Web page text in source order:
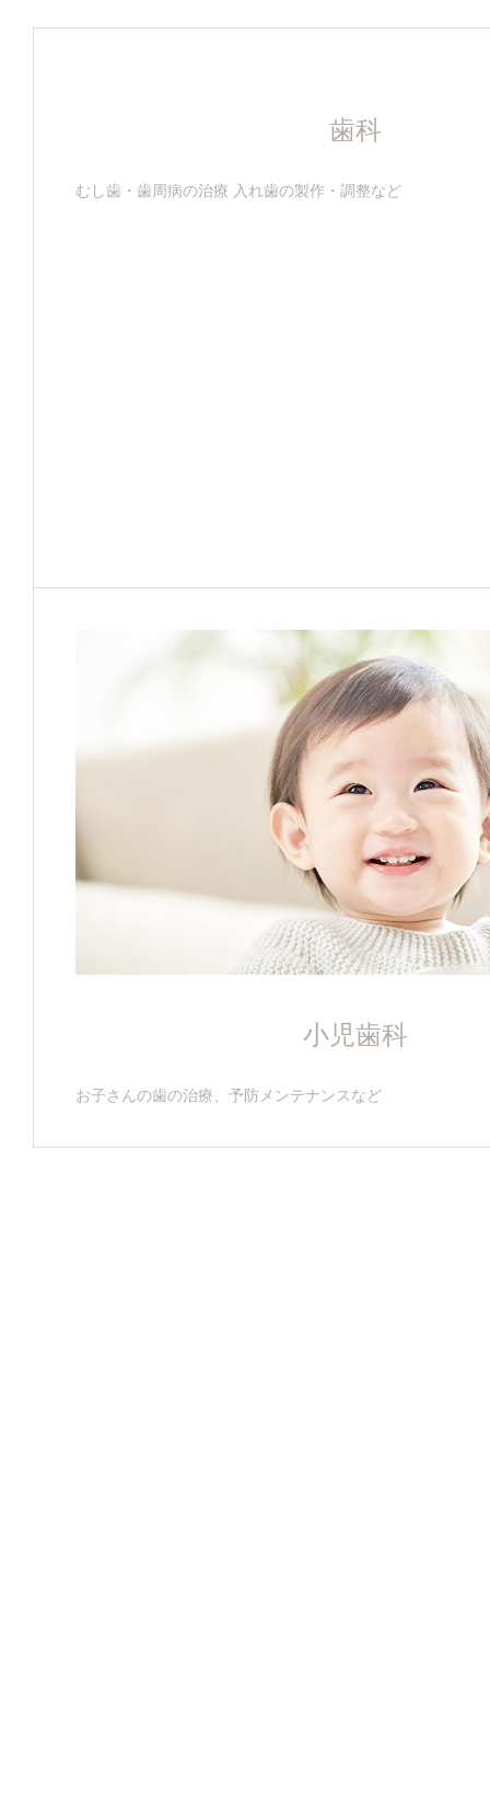
歯科
むし歯・歯周病の治療 入れ歯の製作・調整など
小児歯科
お子さんの歯の治療、予防メンテナンスなど